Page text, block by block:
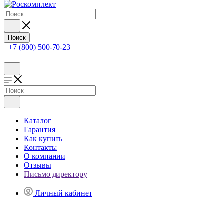
Поиск
+7 (800) 500-70-23
Каталог
Гарантия
Как купить
Контакты
О компании
Отзывы
Письмо директору
Личный кабинет